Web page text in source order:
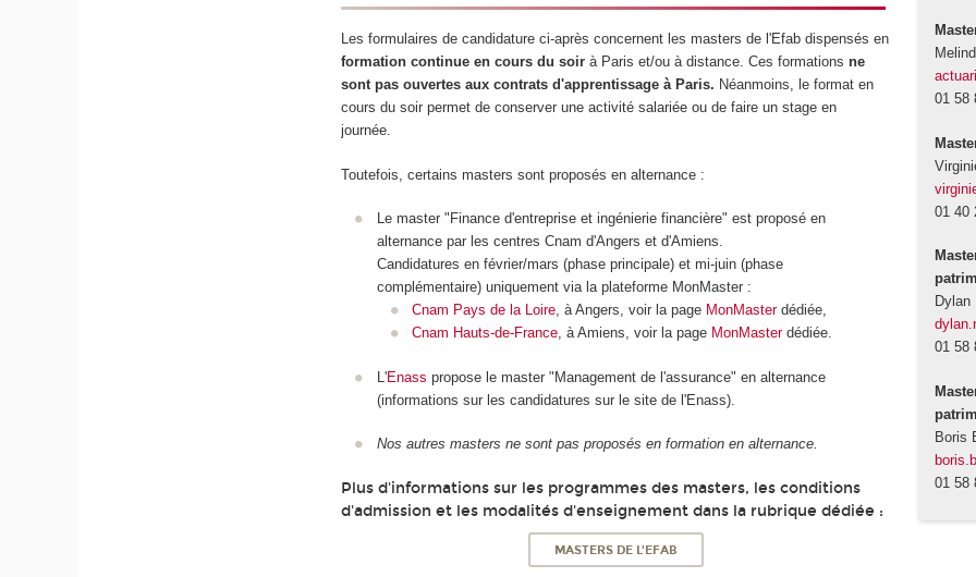
Les formulaires de candidature ci-après concernent les masters de l'Efab dispensés en
formation continue en cours du soir à Paris et/ou à distance. Ces formationsne
sont pas ouvertes aux contrats d'apprentissage à Paris. Néanmoins, le format en
cours du soir permet de conserver une activité salariée ou de faire un stage en
journée.
Toutefois, certains masters sont proposés en alternance :
Le master "Finance d'entreprise et ingénierie financière" est proposé en
alternance par les centres Cnam d'Angers et d'Amiens.
Candidatures en février/mars (phase principale) et mi-juin (phase
complémentaire) uniquement via la plateforme MonMaster :
Cnam Pays de la Loire, à Angers, voir la page MonMasterdédiée,
Cnam Hauts-de-France, à Amiens, voir la page MonMasterdédiée.
L'Enass propose le master "Management de l'assurance" en alternance
(informations sur les candidatures sur le site de l'Enass).
Nos autres masters ne sont pas proposés en formation en alternance.
Plus d'informations sur les programmes des masters, les conditions
d'admission et les modalités d'enseignement dans la rubrique dédiée :
MASTERS DE L'EFAB
01 58
01 40
Dylan
01 58
Boris
01 58